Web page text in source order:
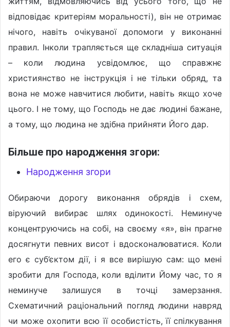
відповідає критеріям моральності), він не отримає
нічого, навіть очікуваної допомоги у виконанні
правил. Інколи трапляється ще складніша ситуація
– коли людина усвідомлює, що справжнє
християнство не інструкція і не тільки обряд, та
вона не може навчитися любити, навіть якщо хоче
цього. І не тому, що Господь не дає людині бажане,
а тому, що людина не здібна прийняти Його дар.
Більше про народження згори:
Народження згори
Обираючи дорогу виконання обрядів і схем,
віруючий вибирає шлях одинокості. Неминуче
концентруючись на собі, на своєму «я», він прагне
досягнути певних висот і вдосконалюватися. Коли
его є суб’єктом дії, і я все вирішую сам: що мені
зробити для Господа, коли вділити Йому час, то я
неминуче залишуся в точці замерзання.
Схематичний раціональний погляд людини навряд
чи може охопити всю її особистість, її спілкування